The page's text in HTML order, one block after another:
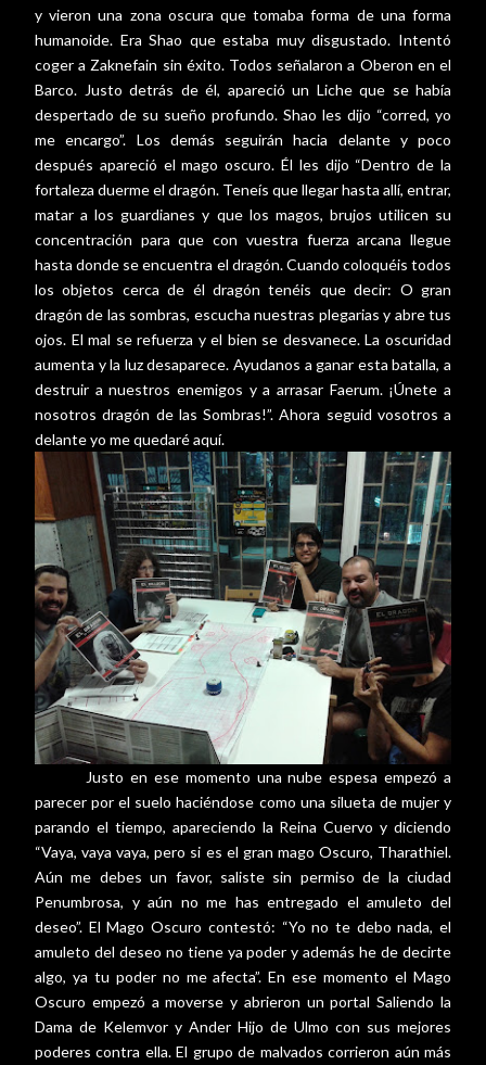
y vieron una zona oscura que tomaba forma de una forma
humanoide. Era Shao que estaba muy disgustado. Intentó
coger a Zaknefain sin éxito. Todos señalaron a Oberon en el
Barco. Justo detrás de él, apareció un Liche que se había
despertado de su sueño profundo. Shao les dijo “corred, yo
me encargo”. Los demás seguirán hacia delante y poco
después apareció el mago oscuro. Él les dijo “Dentro de la
fortaleza duerme el dragón. Teneís que llegar hasta allí, entrar,
matar a los guardianes y que los magos, brujos utilicen su
concentración para que con vuestra fuerza arcana llegue
hasta donde se encuentra el dragón. Cuando coloquéis todos
los objetos cerca de él dragón tenéis que decir: O gran
dragón de las sombras, escucha nuestras plegarias y abre tus
ojos. El mal se refuerza y el bien se desvanece. La oscuridad
aumenta y la luz desaparece. Ayudanos a ganar esta batalla, a
destruir a nuestros enemigos y a arrasar Faerum. ¡Únete a
nosotros dragón de las Sombras!”. Ahora seguid vosotros a
delante yo me quedaré aquí.
Justo en ese momento una nube espesa empezó a
parecer por el suelo haciéndose como una silueta de mujer y
parando el tiempo, apareciendo la Reina Cuervo y diciendo
“Vaya, vaya vaya, pero si es el gran mago Oscuro, Tharathiel.
Aún me debes un favor, saliste sin permiso de la ciudad
Penumbrosa, y aún no me has entregado el amuleto del
deseo”. El Mago Oscuro contestó: “Yo no te debo nada, el
amuleto del deseo no tiene ya poder y además he de decirte
algo, ya tu poder no me afecta”. En ese momento el Mago
Oscuro empezó a moverse y abrieron un portal Saliendo la
Dama de Kelemvor y Ander Hijo de Ulmo con sus mejores
poderes contra ella. El grupo de malvados corrieron aún más